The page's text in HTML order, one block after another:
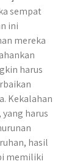
sempat
ini
mereka
harus
Kekalahan
harus
hasil
memiliki